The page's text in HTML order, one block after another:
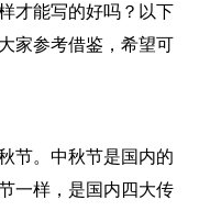
才能写的好吗？以下
家参考借鉴，希望可
节。中秋节是国内的
一样，是国内四大传